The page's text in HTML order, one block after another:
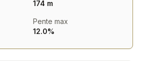
174 m
Pente max
12.0%